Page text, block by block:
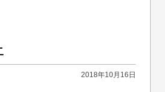
2018年10月16日